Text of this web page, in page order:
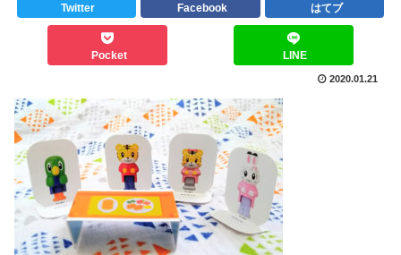
Twitter Facebook はてブ
Pocket LINE
2020.01.21